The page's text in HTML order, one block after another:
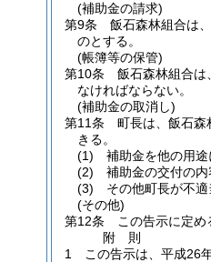
(補助金の請求)
第9条
飯石森林組合は、
のとする。
(帳簿等の保管)
第10条
飯石森林組合は
なければならない。
(補助金の取消し)
第11条
町長は、飯石森
きる。
(1)
補助金を他の用途
(2)
補助金の交付の内
(3)
その他町長が不適
(その他)
第12条
この告示に定
附 則
1
この告示は、平成26